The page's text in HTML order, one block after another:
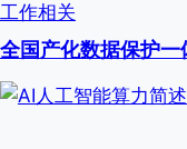
工作相关
全国产化数据保护